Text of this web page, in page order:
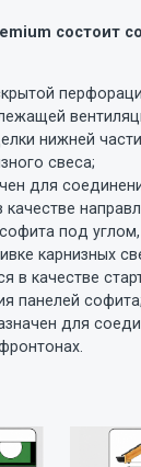
состоит
нижней
свеса;
для
качестве
под
карнизных
в качестве
панелей софита;
для